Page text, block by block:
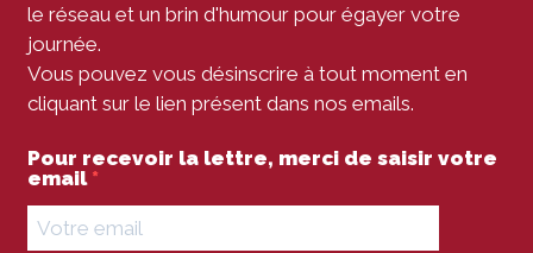
le réseau et un brin d'humour pour égayer votre
journée.
Vous pouvez vous désinscrire à tout moment en
cliquant sur le lien présent dans nos emails.
Pour recevoir la lettre, merci de saisir votre
email